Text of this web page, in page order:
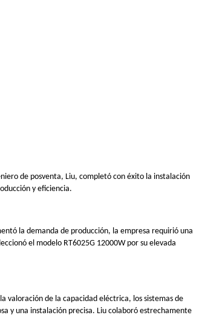
de posventa, Liu, completó con éxito la instalación
y eficiencia.
la demanda de producción, la empresa requirió una
el modelo RT6025G 12000W por su elevada
valoración de la capacidad eléctrica, los sistemas de
y una instalación precisa. Liu colaboró estrechamente